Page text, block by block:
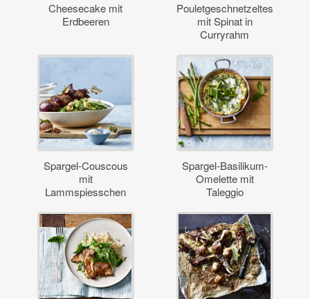
Cheesecake mit
Erdbeeren
Pouletgeschnetzeltes
mit Spinat in
Curryrahm
Spargel-Couscous
mit
Lammspiesschen
Spargel-Basilikum-
Omelette mit
Taleggio